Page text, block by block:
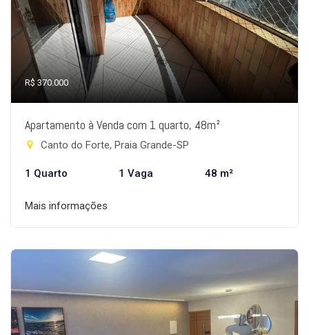
R$ 370.000
Apartamento à Venda com 1 quarto, 48m²
Canto do Forte, Praia Grande-SP
1 Quarto 1 Vaga 48 m²
Mais informações